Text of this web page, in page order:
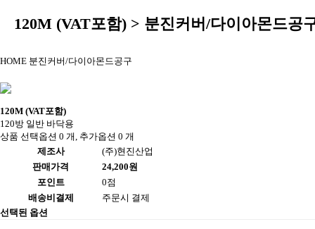
120M (VAT포함) > 분진커버/다이아몬드공
HOME 분진커버/다이아몬드공구
120M (VAT포함)
120방 일반 바닥용
상품 선택옵션 0 개, 추가옵션 0 개
제조사
(주)현진산업
판매가격
24,200원
포인트
0점
배송비결제
주문시 결제
선택된 옵션